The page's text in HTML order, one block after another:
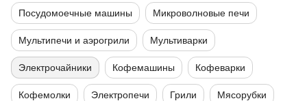
Посудомоечные машины Микроволновые печи
Мультипечи и аэрогрили Мультиварки
Электрочайники Кофемашины Кофеварки
Кофемолки Электропечи Грили Мясорубки